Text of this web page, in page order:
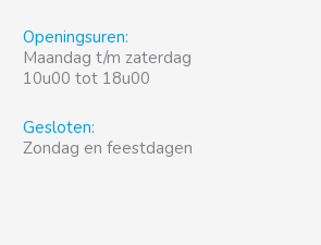
Openingsuren:
Maandag t/m zaterdag
10u00 tot 18u00
Gesloten:
Zondag en feestdagen